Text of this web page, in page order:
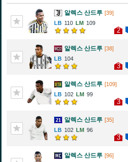
알렉스 산드루 [39]
110
109
2
알렉스 산드루 [38]
104
3
알렉스 산드루 [109]
102
99
3
알렉스 산드루 [35]
102
96
3
알렉스 산드루 [96]